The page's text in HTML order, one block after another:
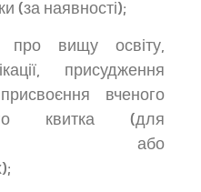
(за наявності);
про вищу освіту,
присудження
вченого
квитка (для
або